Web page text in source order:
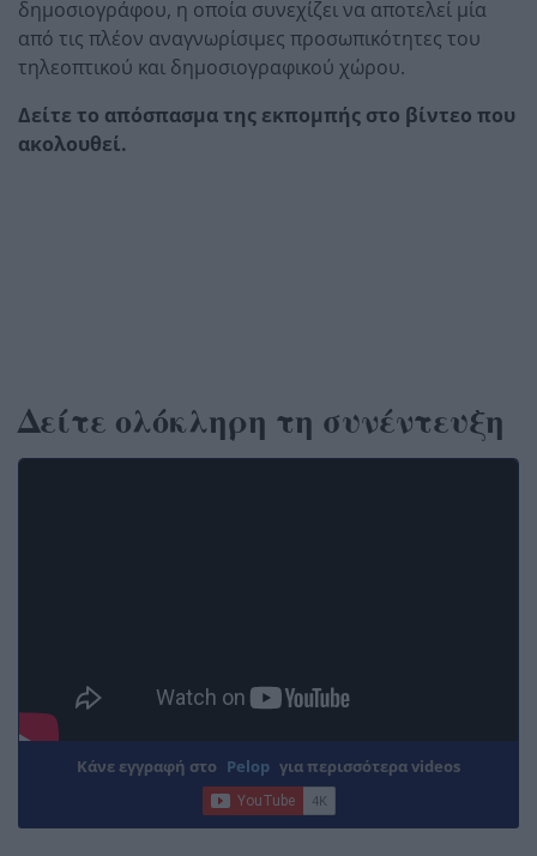
δημοσιογράφου, η οποία συνεχίζει να αποτελεί μία
από τις πλέον αναγνωρίσιμες προσωπικότητες του
τηλεοπτικού και δημοσιογραφικού χώρου.
Δείτε το απόσπασμα της εκπομπής στο βίντεο που
ακολουθεί.
Δείτε ολόκληρη τη συνέντευξη
Κάνε εγγραφή στο Pelop για περισσότερα videos